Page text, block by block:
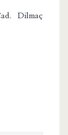
Dilmaç